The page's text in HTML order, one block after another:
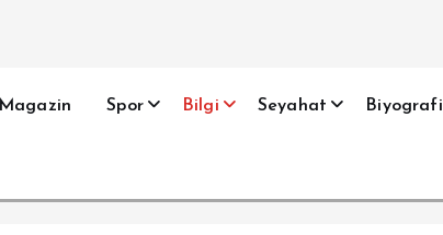
Magazin Spor Bilgi Seyahat Biyografi